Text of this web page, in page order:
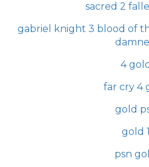
sacred 2
gabriel knight 3 blood of
4 gold
far cry 4
gold
gold 1
psn